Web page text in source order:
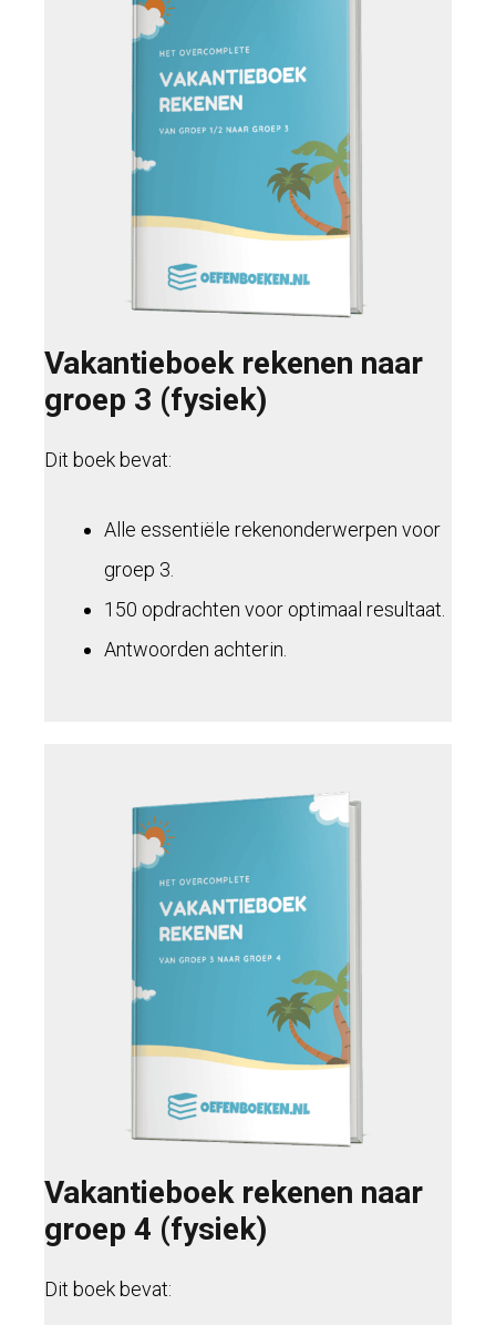
Vakantieboek rekenen naar
groep 3 (fysiek)
Dit boek bevat:
Alle essentiële rekenonderwerpen voor
groep 3.
150 opdrachten voor optimaal resultaat.
Antwoorden achterin.
Vakantieboek rekenen naar
groep 4 (fysiek)
Dit boek bevat: